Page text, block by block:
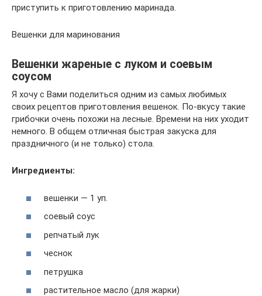
приступить к приготовлению маринада.
Вешенки для маринования
Вешенки жареные с луком и соевым
соусом
Я хочу с Вами поделиться одним из самых любимых
своих рецептов приготовления вешенок. По-вкусу такие
грибочки очень похожи на лесные. Времени на них уходит
немного. В общем отличная быстрая закуска для
праздничного (и не только) стола.
Ингредиенты:
вешенки — 1 уп.
соевый соус
репчатый лук
чеснок
петрушка
растительное масло (для жарки)